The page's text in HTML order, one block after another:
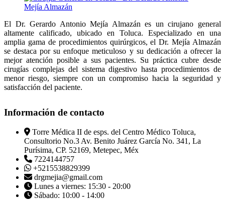
El Dr. Gerardo Antonio Mejía Almazán es un cirujano general
altamente calificado, ubicado en Toluca. Especializado en una
amplia gama de procedimientos quirúrgicos, el Dr. Mejía Almazán
se destaca por su enfoque meticuloso y su dedicación a ofrecer la
mejor atención posible a sus pacientes. Su práctica cubre desde
cirugías complejas del sistema digestivo hasta procedimientos de
menor riesgo, siempre con un compromiso hacia la seguridad y
satisfacción del paciente.
Información de contacto
Torre Médica II de esps. del Centro Médico Toluca,
Consultorio No.3 Av. Benito Juárez García No. 341, La
Purísima, CP. 52169, Metepec, Méx
7224144757
+5215538829399
drgmejia@gmail.com
Lunes a viernes: 15:30 - 20:00
Sábado: 10:00 - 14:00